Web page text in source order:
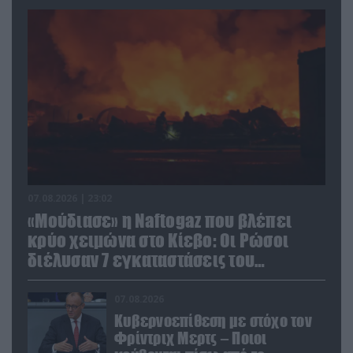
«Μούδιασε» η Naftogaz που βλέπει
κρύο χειμώνα στο Κίεβο: Οι Ρώσοι
διέλυσαν 7 εγκαταστάσεις του
ουκρανικού κολοσσού!
Κυβερνοεπίθεση με στόχο τον
Φρίντριχ Μερτς – Ποιοι